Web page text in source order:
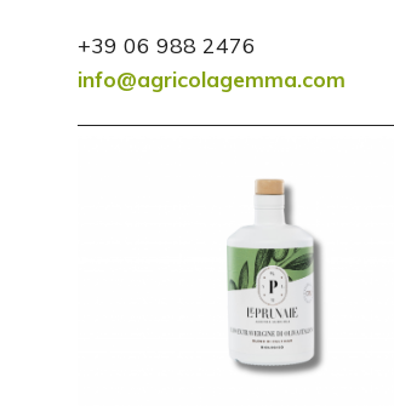
+39 06 988 2476
info@agricolagemma.com